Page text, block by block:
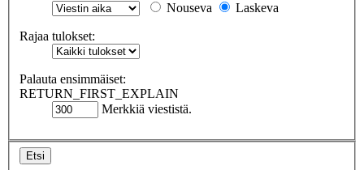
Nouseva
Laskeva
Rajaa tulokset:
Palauta ensimmäiset:
RETURN_FIRST_EXPLAIN
Merkkiä viestistä.